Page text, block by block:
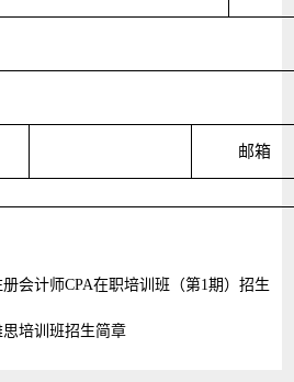
邮箱
会计师CPA在职培训班（第1期）招生
培训班招生简章